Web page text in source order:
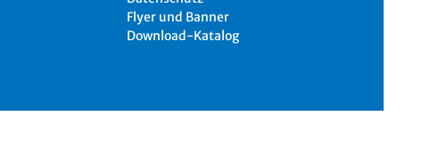
Flyer und Banner
Download-Katalog